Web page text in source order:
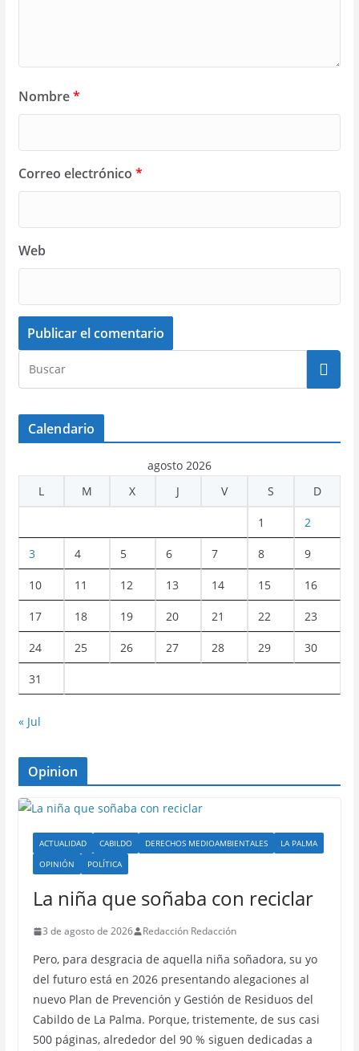
Nombre*
Correo electrónico *
Web
Calendario
agosto 2026
L
M X J V S D
1 2
3 4 5 6 7 8 9
10 11 12 13 14 15 16
17 18 19 20 21 22 23
24 25 26 27 28 29 30
31
« Jul
Opinion
ACTUALIDAD CABILDO DERECHOS MEDIOAMBIENTALES
LA PALMA
OPINIÓN
POLÍTICA
La niña que soñaba con reciclar
3 de agosto de 2026 Redacción Redacción
Pero, para desgracia de aquella niña soñadora, su yo
del futuro está en 2026 presentando alegaciones al
nuevo Plan de Prevención y Gestión de Residuos del
Cabildo de La Palma. Porque, tristemente, de sus casi
500 páginas, alrededor del 90 % siguen dedicadas a